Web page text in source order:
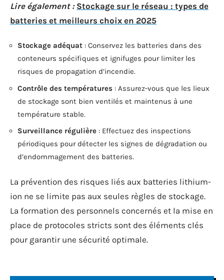
Lire également : Stockage sur le réseau : types de
batteries et meilleurs choix en 2025
Stockage adéquat : Conservez les batteries dans des
conteneurs spécifiques et ignifuges pour limiter les
risques de propagation d’incendie.
Contrôle des températures : Assurez-vous que les lieux
de stockage sont bien ventilés et maintenus à une
température stable.
Surveillance régulière : Effectuez des inspections
périodiques pour détecter les signes de dégradation ou
d’endommagement des batteries.
La prévention des risques liés aux batteries lithium-
ion ne se limite pas aux seules règles de stockage.
La formation des personnels concernés et la mise en
place de protocoles stricts sont des éléments clés
pour garantir une sécurité optimale.